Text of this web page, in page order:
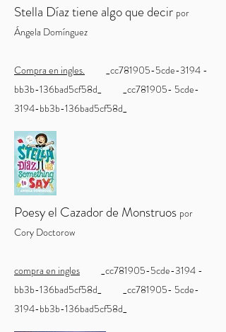
Stella Díaz tiene algo que decir por
Ángela Domínguez
Compra en ingles. _cc781905-5cde-3194 -
bb3b-136bad5cf58d_ _cc781905- 5cde-
3194-bb3b-136bad5cf58d_
Poesy el Cazador de Monstruos por
Cory Doctorow
compra en ingles _cc781905-5cde-3194 -
bb3b-136bad5cf58d_ _cc781905- 5cde-
3194-bb3b-136bad5cf58d_